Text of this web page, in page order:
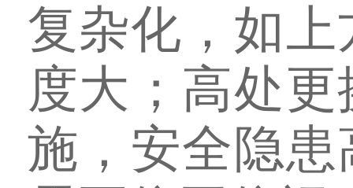
复杂化，如
度大；高处
施，安全隐